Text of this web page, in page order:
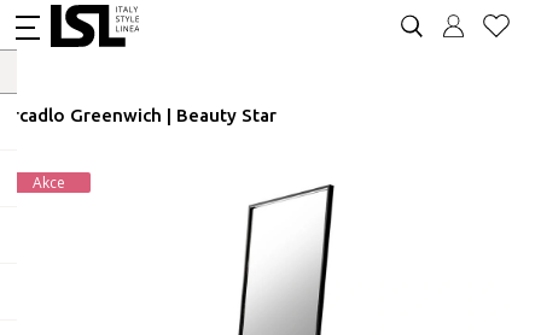
Zrcadlo Greenwich | Beauty Star
Akce